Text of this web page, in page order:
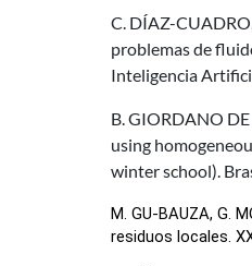
C. DÍAZ-
problemas de
Inteligencia
B. GIORDANO
using
winter school).
M. GU-BAUZA, G.
residuos locales.